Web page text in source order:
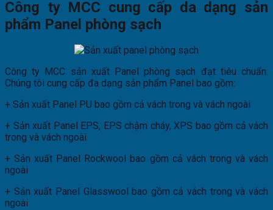
Công ty MCC cung cấp da dạng sản
phẩm Panel phòng sạch
Công ty MCC sản xuất Panel phòng sạch đạt tiêu chuẩn.
Chúng tôi cung cấp đa dạng sản phẩm Panel bao gồm:
+ Sản xuất Panel PU bao gồm cả vách trong và vách ngoài
+ Sản xuất Panel EPS, EPS chậm cháy, XPS bao gồm cả vách
trong và vách ngoài
+ Sản xuất Panel Rockwool bao gồm cả vách trong và vách
ngoài
+ Sản xuất Panel Glasswool bao gồm cả vách trong và vách
ngoài